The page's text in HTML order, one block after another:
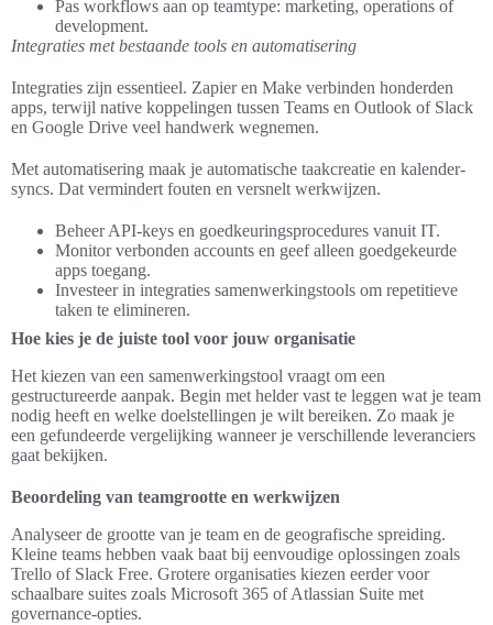
Pas workflows aan op teamtype: marketing, operations of
development.
Integraties met bestaande tools en automatisering
Integraties zijn essentieel. Zapier en Make verbinden honderden
apps, terwijl native koppelingen tussen Teams en Outlook of Slack
en Google Drive veel handwerk wegnemen.
Met automatisering maak je automatische taakcreatie en kalender-
syncs. Dat vermindert fouten en versnelt werkwijzen.
Beheer API-keys en goedkeuringsprocedures vanuit IT.
Monitor verbonden accounts en geef alleen goedgekeurde
apps toegang.
Investeer in integraties samenwerkingstools om repetitieve
taken te elimineren.
Hoe kies je de juiste tool voor jouw organisatie
Het kiezen van een samenwerkingstool vraagt om een
gestructureerde aanpak. Begin met helder vast te leggen wat je team
nodig heeft en welke doelstellingen je wilt bereiken. Zo maak je
een gefundeerde vergelijking wanneer je verschillende leveranciers
gaat bekijken.
Beoordeling van teamgrootte en werkwijzen
Analyseer de grootte van je team en de geografische spreiding.
Kleine teams hebben vaak baat bij eenvoudige oplossingen zoals
Trello of Slack Free. Grotere organisaties kiezen eerder voor
schaalbare suites zoals Microsoft 365 of Atlassian Suite met
governance-opties.